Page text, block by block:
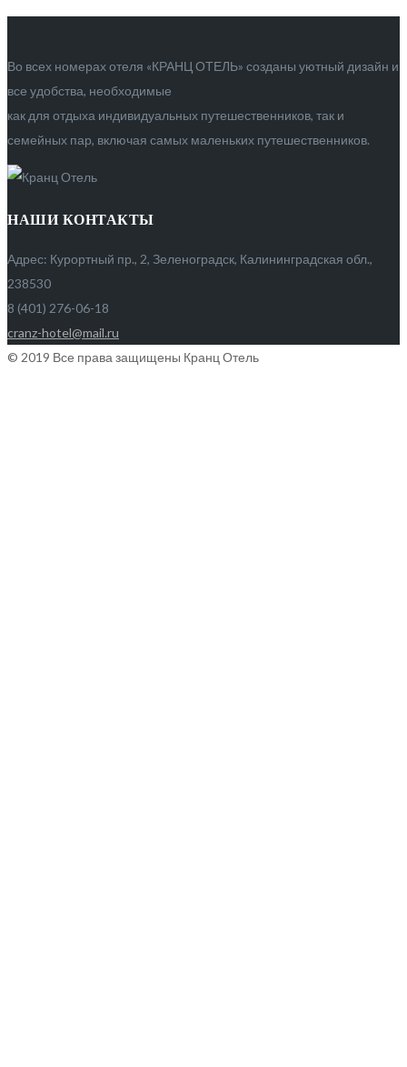
Во всех номерах отеля «КРАНЦ ОТЕЛЬ» созданы уютный дизайн и
все удобства, необходимые
как для отдыха индивидуальных путешественников, так и
семейных пар, включая самых маленьких путешественников.
НАШИ КОНТАКТЫ
Адрес: Курортный пр., 2, Зеленоградск, Калининградская обл.,
238530
8 (401) 276-06-18
cranz-hotel@mail.ru
© 2019 Все права защищены Кранц Отель